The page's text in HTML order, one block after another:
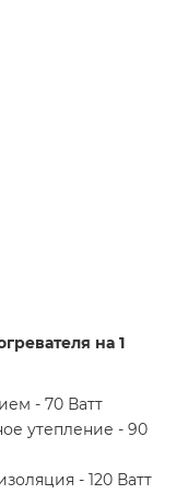
на 1
- 70 Ватт
утепление - 90
- 120 Ватт